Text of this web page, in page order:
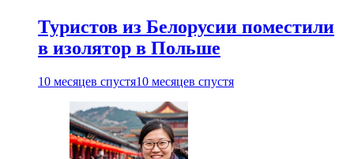
Туристов из Белорусии поместили
в изолятор в Польше
10 месяцев спустя10 месяцев спустя